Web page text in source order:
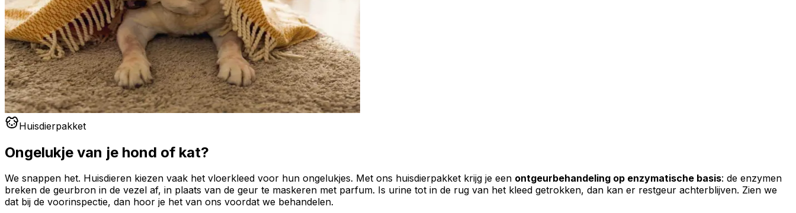
Huisdierpakket
Ongelukje van je hond of kat?
We snappen het. Huisdieren kiezen vaak het vloerkleed voor hun ongelukjes. Met ons huisdierpakket krijg je een ontgeurbehandeling op enzymatische basis: de enzymen
breken de geurbron in de vezel af, in plaats van de geur te maskeren met parfum. Is urine tot in de rug van het kleed getrokken, dan kan er restgeur achterblijven. Zien we
dat bij de voorinspectie, dan hoor je het van ons voordat we behandelen.